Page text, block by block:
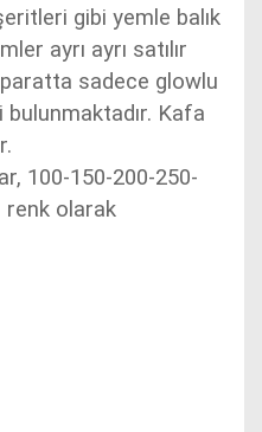
gibi yemle balık
ayrı ayrı satılır
sadece glowlu
Kafa
100-150-200-250-
olarak